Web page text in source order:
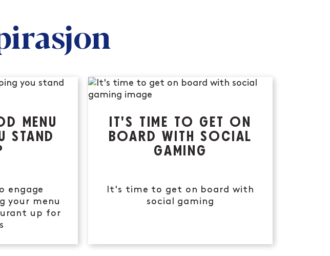
MENU
STAND
engage
your menu
up for
IT'S TIME TO GET ON
BOARD WITH SOCIAL
GAMING
It's time to get on board with
social gaming